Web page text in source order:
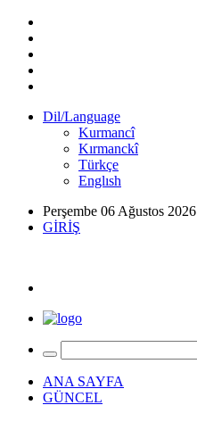
Dil/Language
Kurmancî
Kırmanckî
Türkçe
Englısh
Perşembe 06 Ağustos 2026
GİRİŞ
ANA SAYFA
GÜNCEL